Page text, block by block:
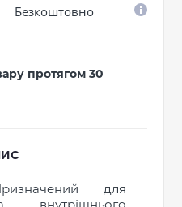
Безкоштовно
протягом 30
для